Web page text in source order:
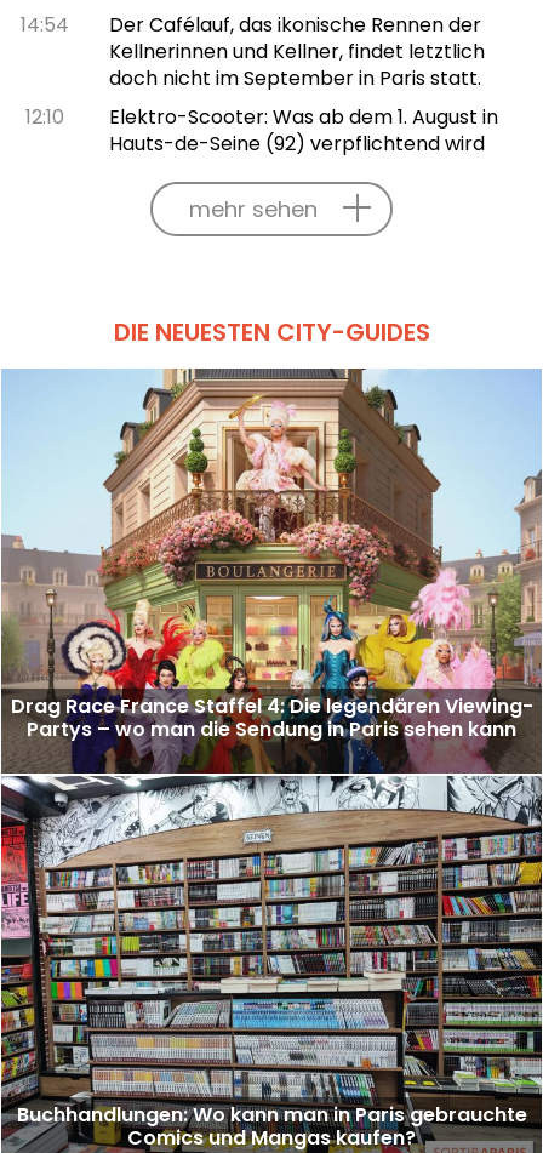
14:54
Der Cafélauf, das ikonische Rennen der
Kellnerinnen und Kellner, findet letztlich
doch nicht im September in Paris statt.
12:10
Elektro-Scooter: Was ab dem 1. August in
Hauts-de-Seine (92) verpflichtend wird
mehr sehen
DIE NEUESTEN CITY-GUIDES
Drag Race France Staffel 4: Die legendären Viewing-
Partys – wo man die Sendung in Paris sehen kann
Buchhandlungen: Wo kann man in Paris gebrauchte
Comics und Mangas kaufen?